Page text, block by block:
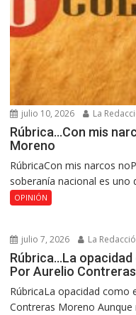
julio 10, 2026 La
Rúbrica…Con mis
Moreno
RúbricaCon mis narcos
soberanía nacional es uno
OPINIÓN
julio 7, 2026 La
Rúbrica…La
Por Aurelio
RúbricaLa opacidad como
Contreras Moreno